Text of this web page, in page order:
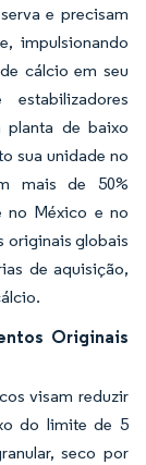
e precisam
impulsionando
cálcio em seu
planta de baixo
sua unidade no
mais de 50%
no México e no
originais globais
de aquisição,
Originais
visam reduzir
do limite de 5
seco por